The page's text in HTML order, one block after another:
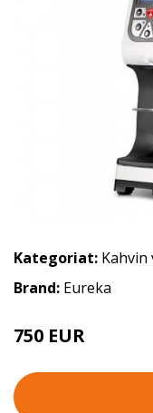
Kategoriat: Kahvin
Brand: Eureka
750 EUR